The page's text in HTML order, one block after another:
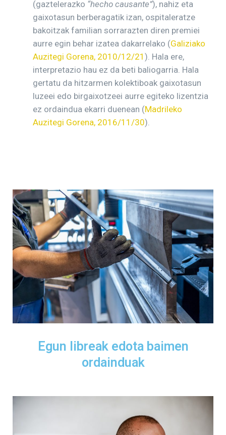
(gaztelerazko “hecho causante”), nahiz eta
gaixotasun berberagatik izan, ospitaleratze
bakoitzak familian sorrarazten diren premiei
aurre egin behar izatea dakarrelako (Galiziako
Auzitegi Gorena, 2010/12/21 ). Hala ere,
interpretazio hau ez da beti baliogarria. Hala
gertatu da hitzarmen kolektiboak gaixotasun
luzeei edo birgaixotzeei aurre egiteko lizentzia
ez ordaindua ekarri duenean (Madrileko
Auzitegi Gorena, 2016/11/30).
Egun libreak edota baimen
ordainduak